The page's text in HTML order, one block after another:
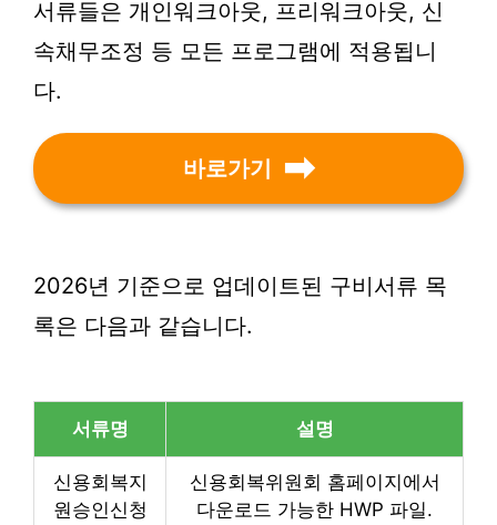
서류들은 개인워크아웃, 프리워크아웃, 신
속채무조정 등 모든 프로그램에 적용됩니
다.
바로가기
2026년 기준으로 업데이트된 구비서류 목
록은 다음과 같습니다.
서류명 설명
신용회복지
원승인신청
신용회복위원회 홈페이지에서
다운로드 가능한 HWP 파일.